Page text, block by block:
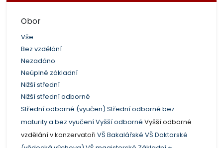
Obor
Vše
Bez vzdělání
Nezadáno
Neúplné základní
Nižší střední
Nižší střední odborné
Střední odborné (vyučen) Střední odborné bez
maturity a bez vyučeníVyšší odborné Vyšší odborné
vzdělání v konzervatoři VŠ Bakalářské VŠ Doktorské